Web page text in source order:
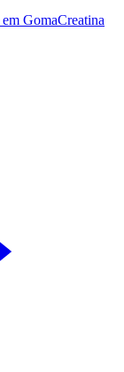
GomaCreatina